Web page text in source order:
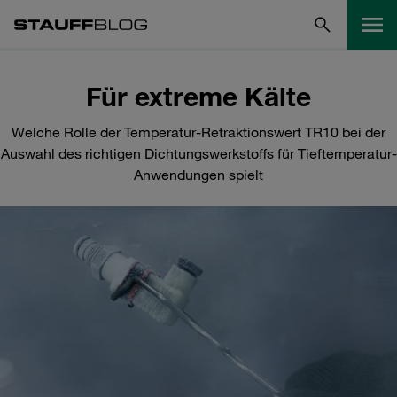
Für extreme Kälte
Welche Rolle der Temperatur-Retraktionswert TR10 bei der
Auswahl des richtigen Dichtungswerkstoffs für Tieftemperatur-
Anwendungen spielt